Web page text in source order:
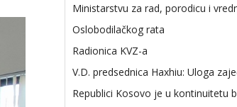
Ministarstvu za rad, porodicu i
Oslobodilačkog rata
Radionica KVZ-a
V.D. predsednica Haxhiu: Uloga
Republici Kosovo je u kontinuitetu